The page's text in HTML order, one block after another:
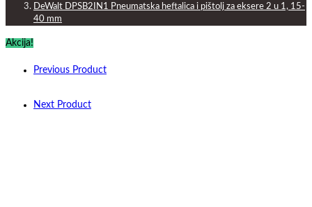
DeWalt DPSB2IN1 Pneumatska heftalica i pištolj za eksere 2 u 1, 15-
40 mm
Akcija!
Previous Product
Next Product